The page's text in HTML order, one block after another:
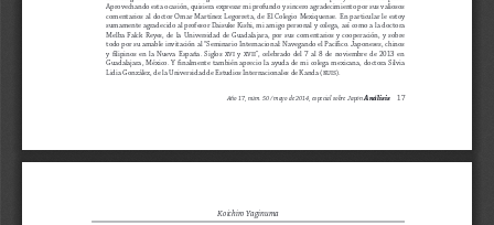
Año 17, núm. 50 / mayo de 2014, especial sobre Japón Análisis 17
Aprovechando esta ocasión, quisiera expresar mi profundo y sincero agradecimiento por sus valiosos
comentarios  al  doctor  Omar  Martínez  Legorreta,  de  El  Colegio  Mexiquense.  En  particular  le  estoy
sumamente agradecido al profesor Daisuke Kishi, mi amigo personal y colega, así como a la doctora
Melba  Falck  Reyes,  de  la  Universidad  de  Guadalajara,  por  sus  comentarios  y  cooperación,  y  sobre
todo por su amable invitación al “Seminario Internacional: Navegando el Pacífico. Japoneses, chinos
y  filipinos  en  la  Nueva  España.  Siglos  xvi  y  xvii”,  celebrado  del  7  al  8  de  noviembre  de  2013  en
Guadalajara,  México.  Y  finalmente  también  aprecio  la  ayuda  de  mi  colega  mexicana,  doctora  Silvia
Lidia González, de la Universidad de Estudios Internacionales de Kanda (kuis).
Koichiro Yaginuma